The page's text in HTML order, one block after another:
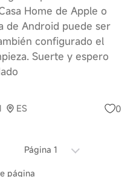
Home de Apple o
de Android puede ser
configurado el
Suerte y espero
ES 0
Página 1
página